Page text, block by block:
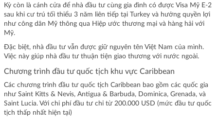
Kỳ còn là cánh cửa để nhà đầu tư cùng gia đình có được Visa Mỹ E-2
sau khi cư trú tối thiểu 3 năm liên tiếp tại Turkey và hưởng quyền lợi
như công dân Mỹ thông qua Hiệp ước thương mại và hàng hải với
Mỹ.
Đặc biệt, nhà đầu tư vẫn được giữ nguyên tên Việt Nam của mình.
Việc này giúp nhà đầu tư thuận tiện giao thương với nước ngoài.
Chương trình đầu tư quốc tịch khu vực Caribbean
Các chương trình đầu tư quốc tịch Caribbean bao gồm các quốc gia
như Saint Kitts & Nevis, Antigua & Barbuda, Dominica, Grenada, và
Saint Lucia. Với chi phí đầu tư chỉ từ 200.000 USD (mức đầu tư quốc
tịch thấp nhất hiện tại)